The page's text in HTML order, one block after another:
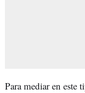
Para mediar en este